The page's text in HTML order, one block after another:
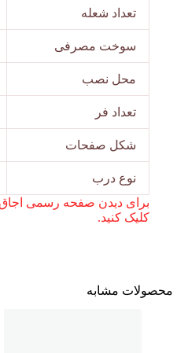
تعداد شعله
سوخت مصرفی
محل نصب
تعداد فر
شکل صفحات
نوع درب
برای دیدن صفحه رسمی اجاق
کلیک کنید.
محصولات مشابه